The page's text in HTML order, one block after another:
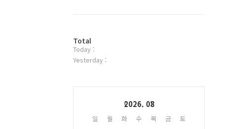
플
러
그
방
문
자
Total
Today :
Yesterday :
2026. 08
일 월 화 수 목 금
토